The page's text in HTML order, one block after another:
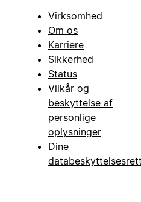
Virksomhed
Om os
Karriere
Sikkerhed
Status
Vilkår og
beskyttelse af
personlige
oplysninger
Dine